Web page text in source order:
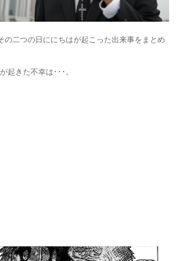
の二つの日ににちはが起こった出来事をまとめ
起きた不幸は･･･。